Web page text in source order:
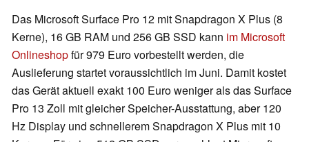
Das Microsoft Surface Pro 12 mit Snapdragon X Plus (8
Kerne), 16 GB RAM und 256 GB SSD kann im Microsoft
Onlineshopfür 979 Euro vorbestellt werden, die
Auslieferung startet voraussichtlich im Juni. Damit kostet
das Gerät aktuell exakt 100 Euro weniger als das Surface
Pro 13 Zoll mit gleicher Speicher-Ausstattung, aber 120
Hz Display und schnellerem Snapdragon X Plus mit 10